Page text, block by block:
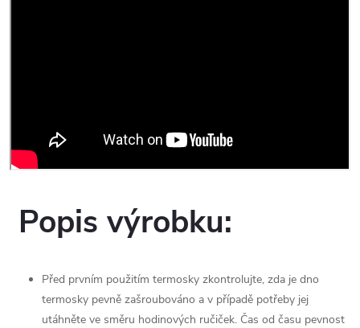
Popis výrobku:
Před prvním použitím termosky zkontrolujte, zda je dno
termosky pevně zašroubováno a v případě potřeby jej
utáhněte ve směru hodinových ručiček. Čas od času pevnost